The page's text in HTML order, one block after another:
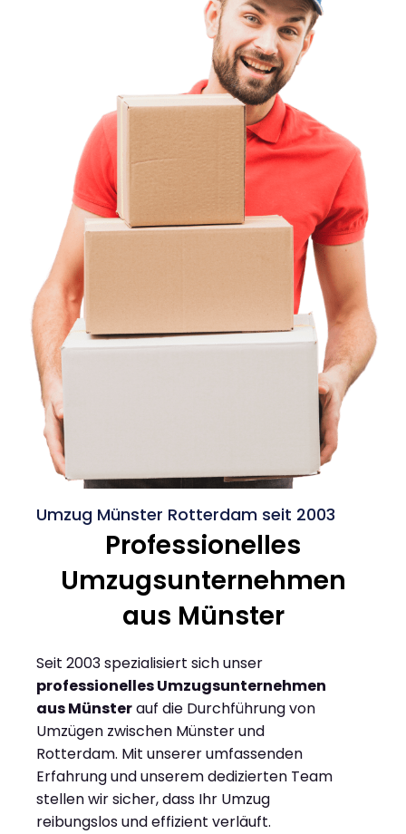
Umzug Münster Rotterdam seit 2003
Professionelles
Umzugsunternehmen
aus Münster
Seit 2003 spezialisiert sich unser
professionelles Umzugsunternehmen
aus Münsterauf die Durchführung von
Umzügen zwischen Münster und
Rotterdam. Mit unserer umfassenden
Erfahrung und unserem dedizierten Team
stellen wir sicher, dass Ihr Umzug
reibungslos und effizient verläuft.